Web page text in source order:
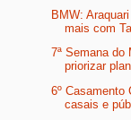
BMW:
mais com
7ª Semana do
priorizar
6º Casamento
casais e